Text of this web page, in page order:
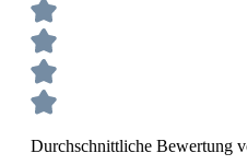
Durchschnittliche Bewertung